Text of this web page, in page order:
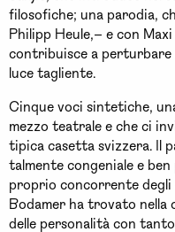
filosofiche; una parodia,
Philipp Heule,– e con
contribuisce a
luce tagliente.
Cinque voci sintetiche,
mezzo teatrale e che ci
tipica casetta svizzera. Il
talmente congeniale e
proprio concorrente degli
Bodamer ha trovato nella
delle personalità con